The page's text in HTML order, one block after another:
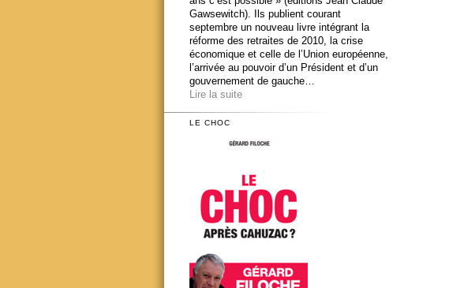
Gawsewitch). Ils publient courant
septembre un nouveau livre intégrant la
réforme des retraites de 2010, la crise
économique et celle de l’Union européenne,
l’arrivée au pouvoir d’un Président et d’un
gouvernement de gauche…
Lire la suite
LE CHOC